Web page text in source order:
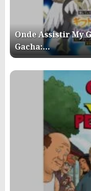
Onde Assistir My
Gacha:…